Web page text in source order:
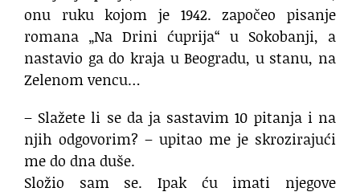
onu ruku kojom je 1942. započeo pisanje
romana „Na Drini ćuprija“ u Sokobanji, a
nastavio ga do kraja u Beogradu, u stanu, na
Zelenom vencu…
– Slažete li se da ja sastavim 10 pitanja i na
njih odgovorim? – upitao me je skrozirajući
me do dna duše.
Složio sam se. Ipak ću imati njegove